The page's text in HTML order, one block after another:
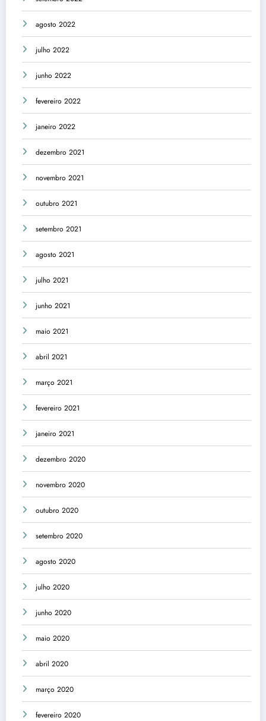
agosto 2022
julho 2022
junho 2022
fevereiro 2022
janeiro 2022
dezembro 2021
novembro 2021
outubro 2021
setembro 2021
agosto 2021
julho 2021
junho 2021
maio 2021
abril 2021
março 2021
fevereiro 2021
janeiro 2021
dezembro 2020
novembro 2020
outubro 2020
setembro 2020
agosto 2020
julho 2020
junho 2020
maio 2020
abril 2020
março 2020
fevereiro 2020